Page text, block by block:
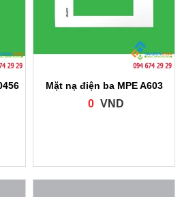
Mặt nạ điện ba MPE A603
0 VND